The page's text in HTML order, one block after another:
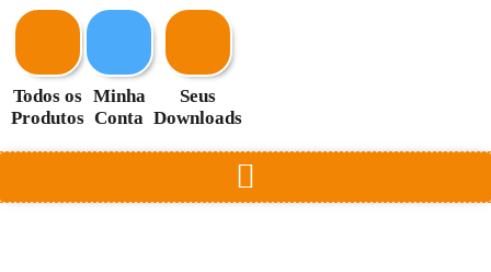
Todos os
Produtos
Minha
Conta
Seus
Downloads